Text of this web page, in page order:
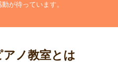
が待っています。
ノ教室とは